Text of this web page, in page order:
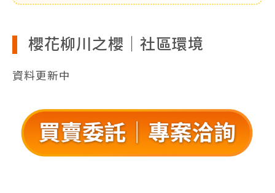
櫻花柳川之櫻｜社區環境
資料更新中